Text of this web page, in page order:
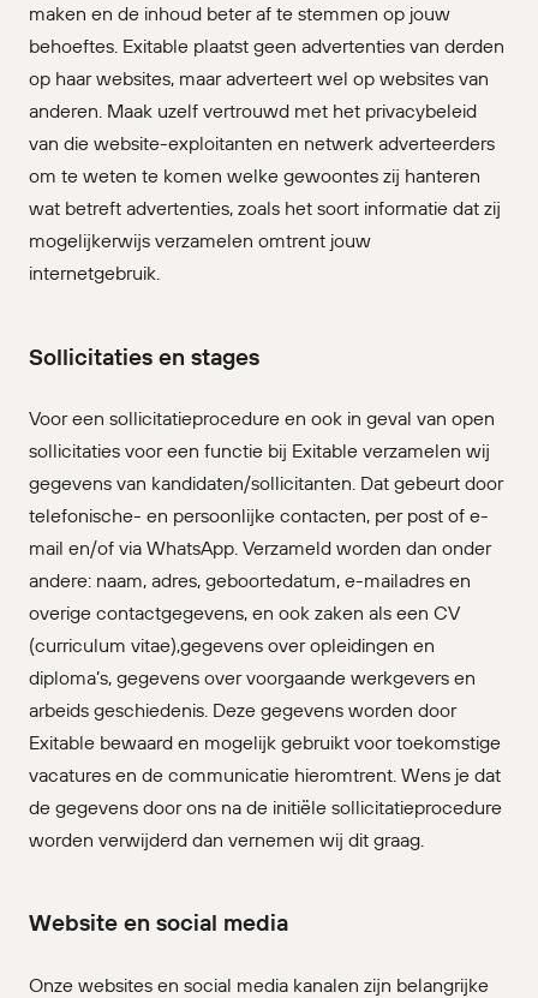
maken en de inhoud beter af te stemmen op jouw
behoeftes. Exitable plaatst geen advertenties van derden
op haar websites, maar adverteert wel op websites van
anderen. Maak uzelf vertrouwd met het privacybeleid
van die website-exploitanten en netwerk adverteerders
om te weten te komen welke gewoontes zij hanteren
wat betreft advertenties, zoals het soort informatie dat zij
mogelijkerwijs verzamelen omtrent jouw
internetgebruik.
Sollicitaties en stages
Voor een sollicitatieprocedure en ook in geval van open
sollicitaties voor een functie bij Exitable verzamelen wij
gegevens van kandidaten/sollicitanten. Dat gebeurt door
telefonische- en persoonlijke contacten, per post of e-
mail en/of via WhatsApp. Verzameld worden dan onder
andere: naam, adres, geboortedatum, e-mailadres en
overige contactgegevens, en ook zaken als een CV
(curriculum vitae),gegevens over opleidingen en
diploma’s, gegevens over voorgaande werkgevers en
arbeids geschiedenis. Deze gegevens worden door
Exitable bewaard en mogelijk gebruikt voor toekomstige
vacatures en de communicatie hieromtrent. Wens je dat
de gegevens door ons na de initiële sollicitatieprocedure
worden verwijderd dan vernemen wij dit graag.
Website en social media
Onze websites en social media kanalen zijn belangrijke